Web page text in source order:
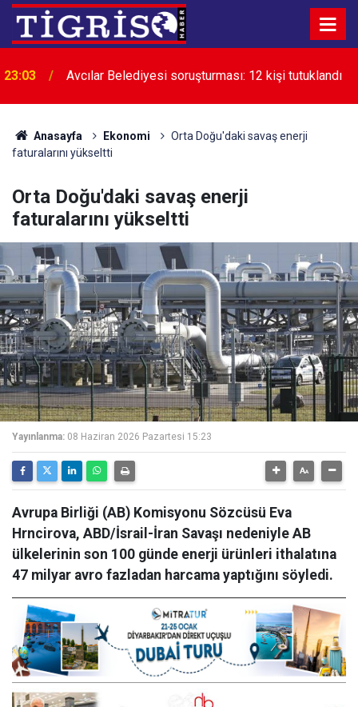
23:03
Avcılar Belediyesi soruşturması: 12 kişi tutuklandı
22:24
Diyarbakır’da uyuşturucuyla mücadele çağrısı
Anasayfa Ekonomi
Orta Doğu'daki savaş enerji
faturalarını yükseltti
Orta Doğu'daki savaş enerji
faturalarını yükseltti
Yayınlanma: 08 Haziran 2026 Pazartesi 15:23
Avrupa Birliği (AB) Komisyonu Sözcüsü Eva
Hrncirova, ABD/İsrail-İran Savaşı nedeniyle AB
ülkelerinin son 100 günde enerji ürünleri ithalatına
47 milyar avro fazladan harcama yaptığını söyledi.